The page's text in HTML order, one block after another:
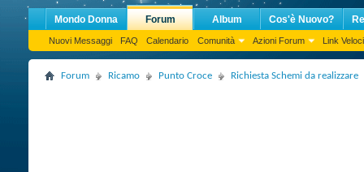
Mondo Donna Forum
Nuovi Messaggi FAQ Calendario Comunità Azioni Forum Link Veloci
Album Cos'è Nuovo?
Forum Ricamo Punto Croce Richiesta Schemi da realizzare